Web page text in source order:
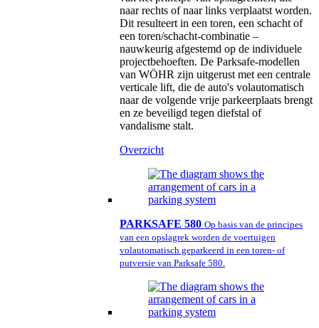
naar rechts of naar links verplaatst worden.
Dit resulteert in een toren, een schacht of
een toren/schacht-combinatie –
nauwkeurig afgestemd op de individuele
projectbehoeften. De Parksafe-modellen
van WÖHR zijn uitgerust met een centrale
verticale lift, die de auto's volautomatisch
naar de volgende vrije parkeerplaats brengt
en ze beveiligd tegen diefstal of
vandalisme stalt.
Overzicht
PARKSAFE 580 Op basis van de principes
van een opslagrek worden de voertuigen
volautomatisch geparkeerd in een toren- of
putversie van Parksafe 580.